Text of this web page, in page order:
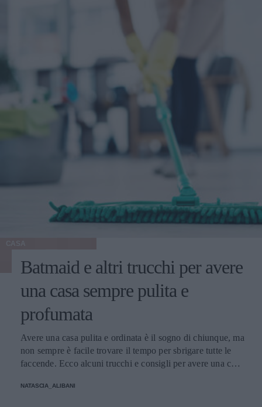
Batmaid e altri trucchi per avere
una casa sempre pulita e
profumata
Avere una casa pulita e ordinata è il sogno di chiunque, ma
non sempre è facile trovare il tempo per sbrigare tutte le
faccende. Ecco alcuni trucchi e consigli per avere una casa
NATASCIA_ALIBANI